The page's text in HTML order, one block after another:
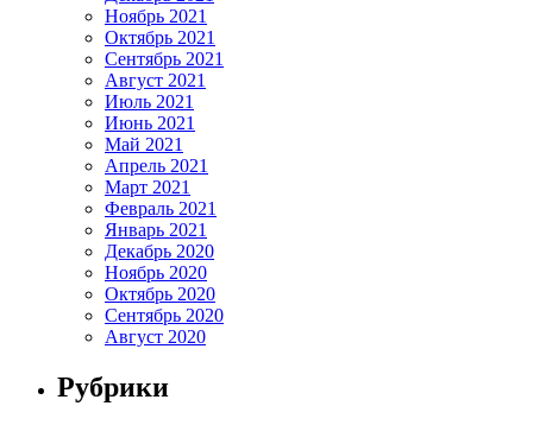
Ноябрь 2021
Октябрь 2021
Сентябрь 2021
Август 2021
Июль 2021
Июнь 2021
Май 2021
Апрель 2021
Март 2021
Февраль 2021
Январь 2021
Декабрь 2020
Ноябрь 2020
Октябрь 2020
Сентябрь 2020
Август 2020
Рубрики